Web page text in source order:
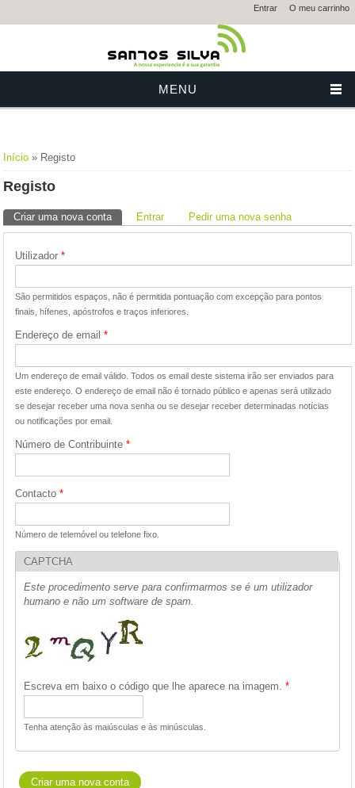
Entrar O meu carrinho
MENU
Está aqui
Início » Registo
Registo
Separadores primários
Criar uma nova conta (separador ativo)
Entrar Pedir uma nova senha
Utilizador *
São permitidos espaços, não é permitida pontuação com excepção para pontos
finais, hífenes, apóstrofos e traços inferiores.
Endereço de email *
Um endereço de email válido. Todos os email deste sistema irão ser enviados para
este endereço. O endereço de email não é tornado público e apenas será utilizado
se desejar receber uma nova senha ou se desejar receber determinadas notícias
ou notificações por email.
Número de Contribuinte *
Contacto *
Número de telemóvel ou telefone fixo.
CAPTCHA
Este procedimento serve para confirmarmos se é um utilizador
humano e não um software de spam.
Escreva em baixo o código que lhe aparece na imagem. *
Tenha atenção às maiúsculas e às minúsculas.